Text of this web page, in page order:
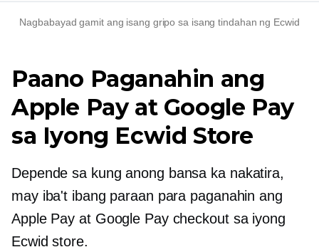
Nagbabayad gamit ang isang gripo sa isang tindahan ng Ecwid
Paano Paganahin ang
Apple Pay at Google Pay
sa Iyong Ecwid Store
Depende sa kung anong bansa ka nakatira,
may iba't ibang paraan para paganahin ang
Apple Pay at Google Pay checkout sa iyong
Ecwid store.